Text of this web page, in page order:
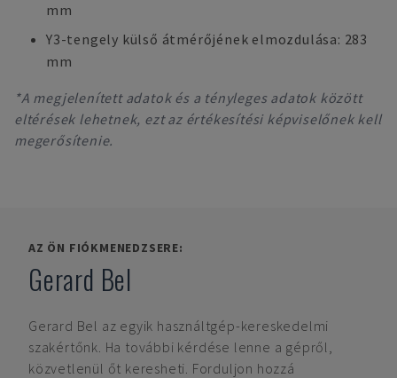
mm
Y3-tengely külső átmérőjének elmozdulása: 283
mm
*A megjelenített adatok és a tényleges adatok között
eltérések lehetnek, ezt az értékesítési képviselőnek kell
megerősítenie.
AZ ÖN FIÓKMENEDZSERE:
Gerard Bel
Gerard Bel az egyik használtgép-kereskedelmi
szakértőnk. Ha további kérdése lenne a gépről,
közvetlenül őt keresheti. Forduljon hozzá